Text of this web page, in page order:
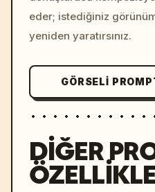
eder; istediğiniz
yeniden yaratırsınız.
GÖRSELI
DIĞER